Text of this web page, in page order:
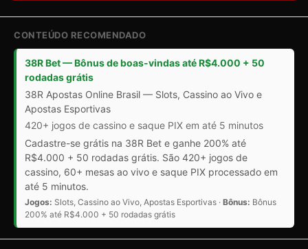
CONTEÚDO RECOMENDADO
38R Bet — Bônus de boas-vindas até R$4.000 + 50
rodadas grátis
38R Apostas Online Brasil — Slots, Cassino ao Vivo e
Apostas Esportivas
420+ jogos de cassino e saque PIX em até 5 minutos
Cadastre-se grátis na 38R Bet e ganhe 200% até
R$4.000 + 50 rodadas grátis. São 420+ jogos de
cassino, 60+ mesas ao vivo e saque PIX processado em
até 5 minutos.
Jogos: Slots, Cassino ao Vivo, Apostas Esportivas · Bônus: Bônus
200% até R$4.000 + 50 rodadas grátis